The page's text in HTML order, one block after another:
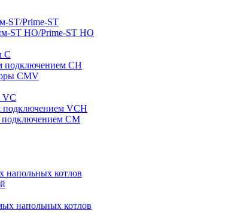
ST/Prime-ST
ST HO/Prime-ST HO
C
подключением CH
CMV
VC
подключением VCH
подключением CM
напольных котлов
напольных котлов